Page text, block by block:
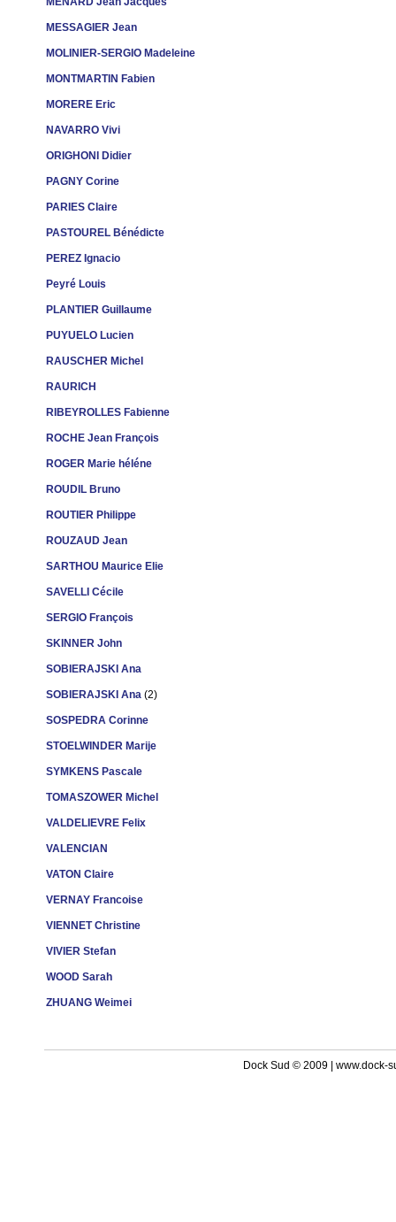
MESSAGIER Jean
MOLINIER-SERGIO Madeleine
MONTMARTIN Fabien
MORERE Eric
NAVARRO Vivi
ORIGHONI Didier
PAGNY Corine
PARIES Claire
PASTOUREL Bénédicte
PEREZ Ignacio
Peyré Louis
PLANTIER Guillaume
PUYUELO Lucien
RAUSCHER Michel
RAURICH
RIBEYROLLES Fabienne
ROCHE Jean François
ROGER Marie héléne
ROUDIL Bruno
ROUTIER Philippe
ROUZAUD Jean
SARTHOU Maurice Elie
SAVELLI Cécile
SERGIO François
SKINNER John
SOBIERAJSKI Ana
SOBIERAJSKI Ana (2)
SOSPEDRA Corinne
STOELWINDER Marije
SYMKENS Pascale
TOMASZOWER Michel
VALDELIEVRE Felix
VALENCIAN
VATON Claire
VERNAY Francoise
VIENNET Christine
VIVIER Stefan
WOOD Sarah
ZHUANG Weimei
Dock Sud © 2009 | www.dock-